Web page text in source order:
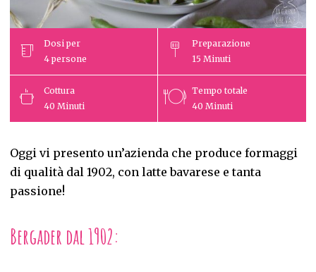
Dosi per
4 persone
Preparazione
15 Minuti
Cottura
40 Minuti
Tempo totale
40 Minuti
Oggi vi presento un’azienda che produce formaggi
di qualità dal 1902, con latte bavarese e tanta
passione!
Bergader dal 1902: